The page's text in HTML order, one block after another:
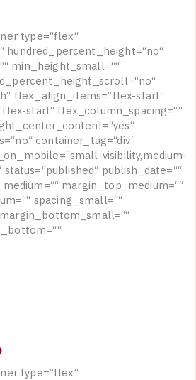
ner type=“flex“
“ hundred percent height=“no“
““ min height small=““
d percent height scroll=“no“
h“ flex align _items=“flex-start“
flex-start“ flex column _spacing=““
ht center_ content=“yes“
s=“no“ container_ tag=“div“
on mobile=“small-visibility,medium-
status=“published“ publish date=““
medium=““ margin top_ medium=““
um=““ spacing small=““
margin bottom _small=““
bottom=““
ner type=“flex“